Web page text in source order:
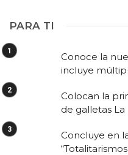
PARA TI
Conoce la
incluye
Colocan la
de galletas
Concluye en